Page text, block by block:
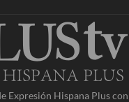
Expresión Hispana Plus